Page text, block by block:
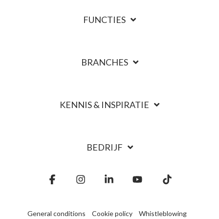
FUNCTIES
BRANCHES
KENNIS & INSPIRATIE
BEDRIJF
General conditions Cookie policy Whistleblowing
FacebookInstagramLinkedinYouTube